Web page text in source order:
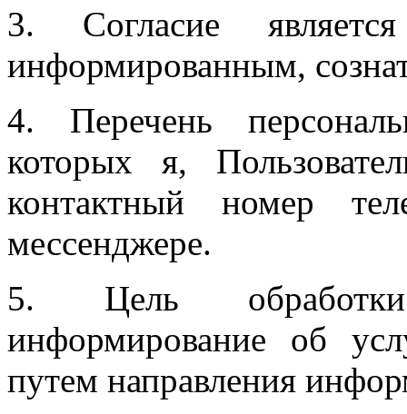
3. Согласие
информированным,
4. Перечень
которых я,
контактный номер
мессенджере.
5. Цель
информирование об
путем направления